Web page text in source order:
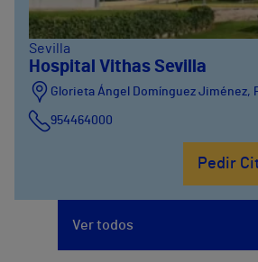
Sevilla
Hospital Vithas Sevilla
Glorieta Ángel Domínguez Jiménez,
954464000
Pedir
Ver todos